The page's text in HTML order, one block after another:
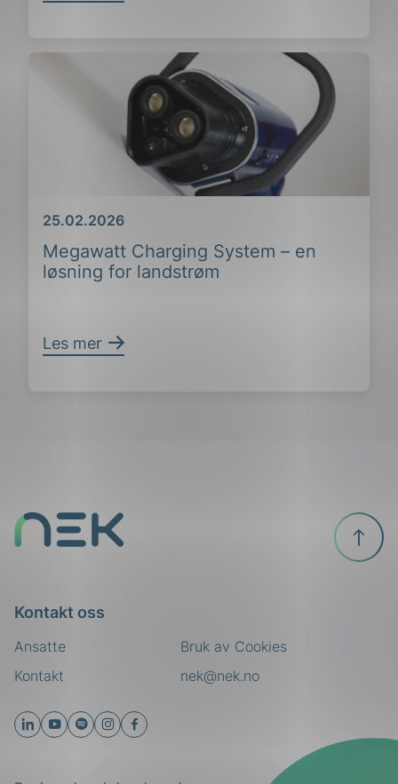
Megawatt Charging System – en
løsning for landstrøm
Dato
25.02.2026
Les mer
Kontakt oss
Ansatte
nek@nek.no
Kontakt
Bruk av Cookies
Til
toppen